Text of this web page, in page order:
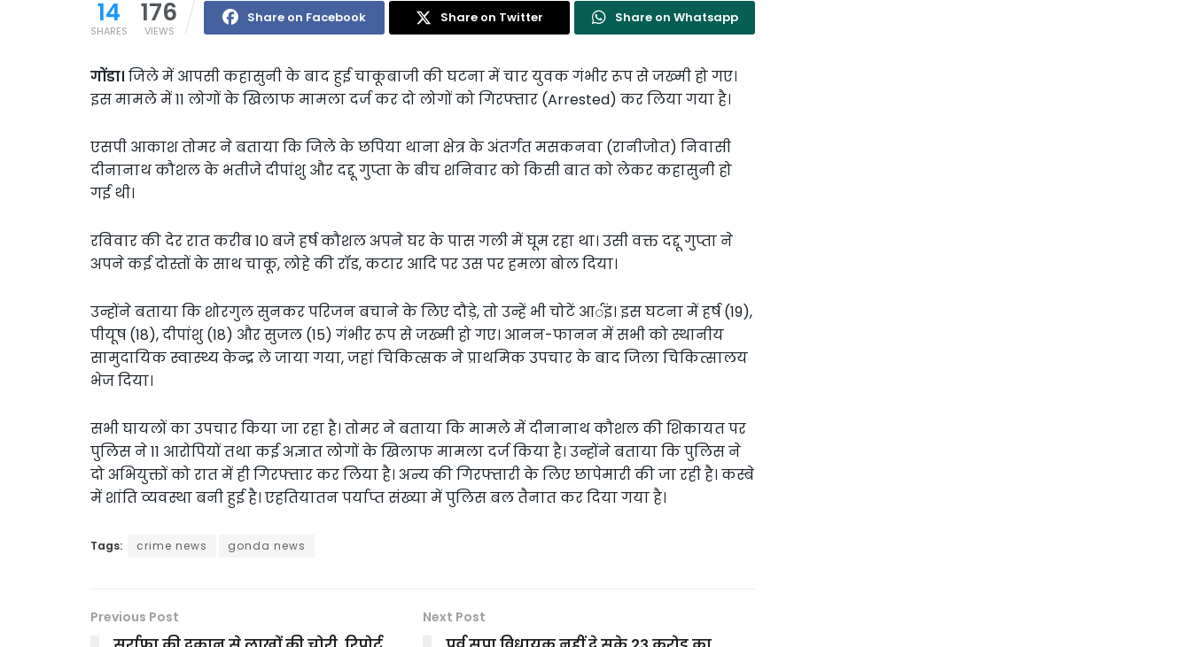
14
SHARES
176
VIEWS
Share on Facebook Share on Twitter Share on Whatsapp
गोंडा। जिले में आपसी कहासुनी के बाद हुई चाकूबाजी की घटना में चार युवक गंभीर रूप से जख्मी हो गए।
इस मामले में 11 लोगों के खिलाफ मामला दर्ज कर दो लोगों को गिरफ्तार (Arrested) कर लिया गया है।
एसपी आकाश तोमर ने बताया कि जिले के छपिया थाना क्षेत्र के अंतर्गत मसकनवा (रानीजोत) निवासी
दीनानाथ कौशल के भतीजे दीपांशु और दद्दू गुप्ता के बीच शनिवार को किसी बात को लेकर कहासुनी हो
गई थी।
रविवार की देर रात करीब 10 बजे हर्ष कौशल अपने घर के पास गली में घूम रहा था। उसी वक्त दद्दू गुप्ता ने
अपने कई दोस्तों के साथ चाकू, लोहे की रॉड, कटार आदि पर उस पर हमला बोल दिया।
उन्होंने बताया कि शोरगुल सुनकर परिजन बचाने के लिए दौड़े, तो उन्हें भी चोटें आर्इं। इस घटना में हर्ष (19),
पीयूष (18), दीपांशु (18) और सुजल (15) गंभीर रूप से जख्मी हो गए। आनन-फानन में सभी को स्थानीय
सामुदायिक स्वास्थ्य केन्द्र ले जाया गया, जहां चिकित्सक ने प्राथमिक उपचार के बाद जिला चिकित्सालय
भेज दिया।
सभी घायलों का उपचार किया जा रहा है। तोमर ने बताया कि मामले में दीनानाथ कौशल की शिकायत पर
पुलिस ने 11 आरोपियों तथा कई अज्ञात लोगों के खिलाफ मामला दर्ज किया है। उन्होंने बताया कि पुलिस ने
दो अभियुक्तों को रात में ही गिरफ्तार कर लिया है। अन्य की गिरफ्तारी के लिए छापेमारी की जा रही है। कस्बे
में शांति व्यवस्था बनी हुई है। एहतियातन पर्याप्त संख्या में पुलिस बल तैनात कर दिया गया है।
Tags: crime news gonda news
Previous Post Next Post